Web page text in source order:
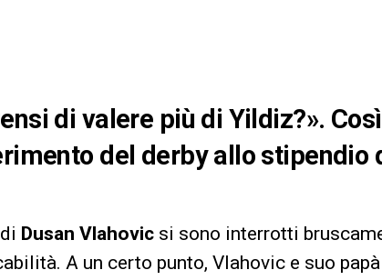
di valere più di Yildiz?». Così
del derby allo stipendio
Dusan Vlahovic si sono interrotti
A un certo punto, Vlahovic e suo papà